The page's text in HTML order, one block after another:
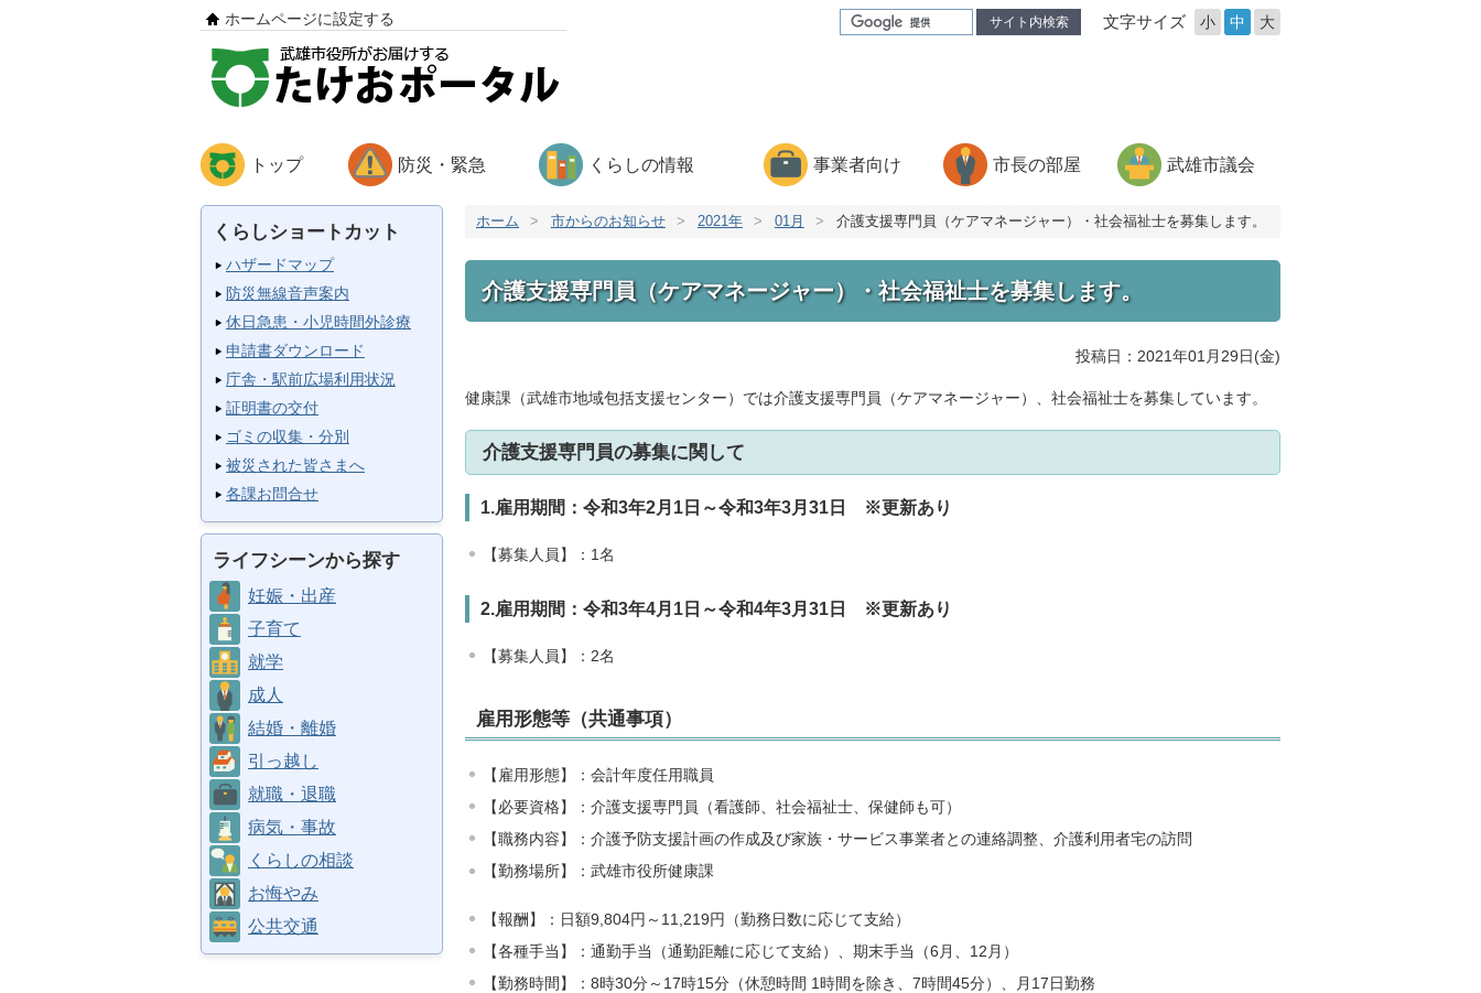
サイト内検索 文字サイズ 小 中 大
ホームページに設定する
トップ 防災・緊急 くらしの情報 事業者向け 市長の部屋 武雄市議会
くらしショートカット
ハザードマップ
防災無線音声案内
休日急患・小児時間外診療
申請書ダウンロード
庁舎・駅前広場利用状況
証明書の交付
ゴミの収集・分別
被災された皆さまへ
各課お問合せ
ライフシーンから探す
妊娠・出産
子育て
就学
成人
結婚・離婚
引っ越し
就職・退職
病気・事故
くらしの相談
お悔やみ
公共交通
ホーム > 市からのお知らせ > 2021年 > 01月 > 介護支援専門員（ケアマネージャー）・社会福祉士を募集します。
介護支援専門員（ケアマネージャー）・社会福祉士を募集します。
投稿日：2021年01月29日(金)
健康課（武雄市地域包括支援センター）では介護支援専門員（ケアマネージャー）、社会福祉士を募集しています。
介護支援専門員の募集に関して
1.雇用期間：令和3年2月1日～令和3年3月31日 ※更新あり
【募集人員】：1名
2.雇用期間：令和3年4月1日～令和4年3月31日 ※更新あり
【募集人員】：2名
雇用形態等（共通事項）
【雇用形態】：会計年度任用職員
【必要資格】：介護支援専門員（看護師、社会福祉士、保健師も可）
【職務内容】：介護予防支援計画の作成及び家族・サービス事業者との連絡調整、介護利用者宅の訪問
【勤務場所】：武雄市役所健康課
【報酬】：日額9,804円～11,219円（勤務日数に応じて支給）
【各種手当】：通勤手当（通勤距離に応じて支給）、期末手当（6月、12月）
【勤務時間】：8時30分～17時15分（休憩時間 1時間を除き、7時間45分）、月17日勤務